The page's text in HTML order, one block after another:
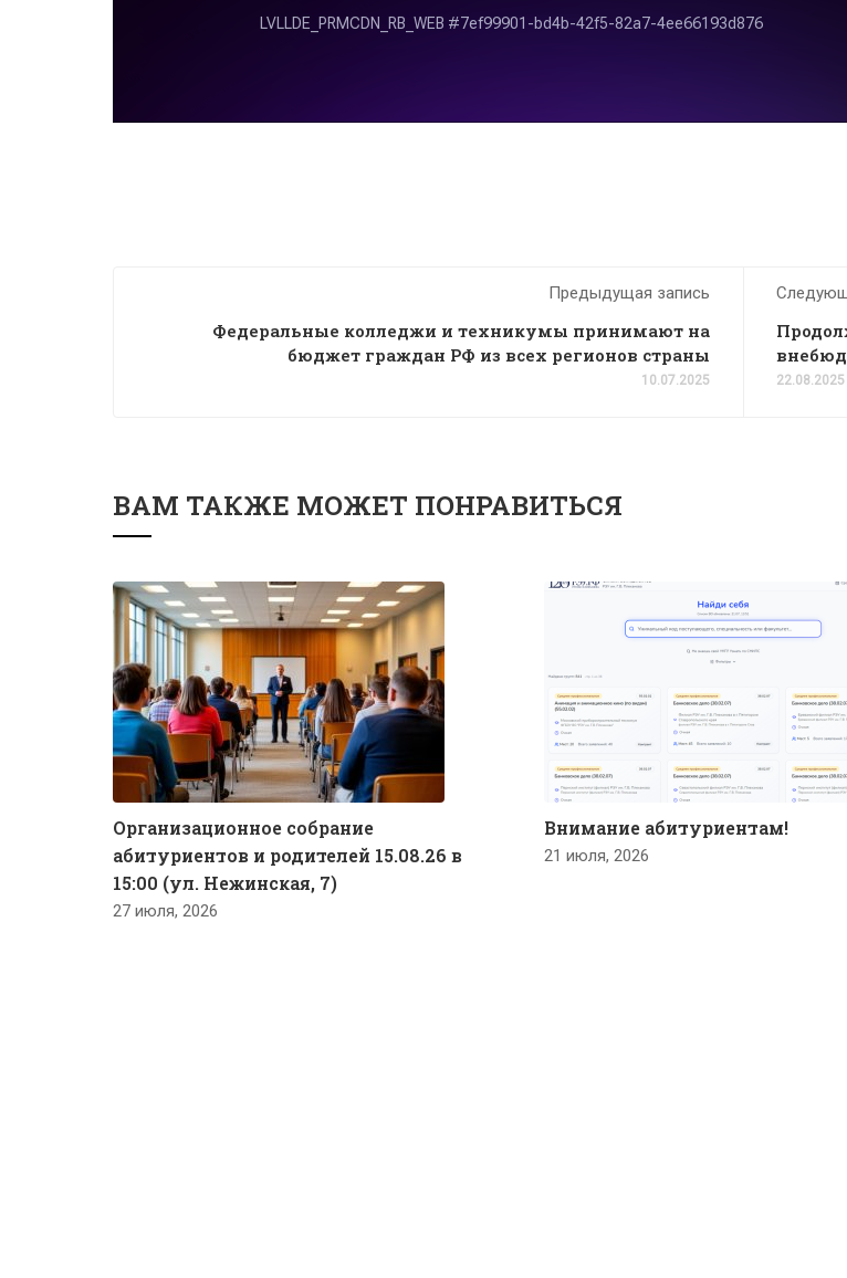
Предыдущая запись
Федеральные колледжи и техникумы принимают на
бюджет граждан РФ из всех регионов страны
10.07.2025 22.08.2025
ВАМ ТАКЖЕ МОЖЕТ ПОНРАВИТЬСЯ
Организационное собрание
абитуриентов и родителей 15.08.26 в
15:00 (ул. Нежинская, 7)
27 июля, 2026
Внимание абитуриентам!
21 июля, 2026